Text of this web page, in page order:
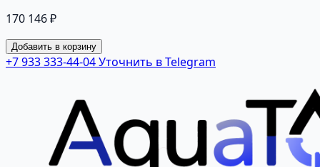
170 146 ₽
Добавить в корзину
+7 933 333-44-04Уточнить в Telegram